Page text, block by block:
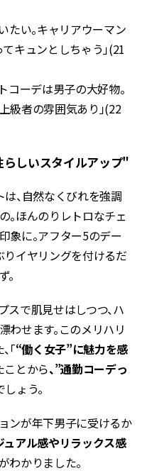
たい。キャリアウーマン
キュンとしちゃう」(21
コーデは男子の大好物。
級者の雰囲気あり」(22
しいスタイルアップ"
、自然なくびれを強調
。ほんのりレトロなチェ
象に。アフター5のデー
りイヤリングを付けるだ
で肌見せはしつつ、ハ
わせます。このメリハリ
「“働く女子”に魅力を感
ことから、”通勤コーデっ
ょう。
ンが年下男子に受けるか
アル感やリラックス感
わかりました。